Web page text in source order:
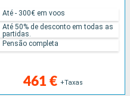
461 € +Taxas
Até - 300€ em voos
Até 50% de desconto em todas as
partidas.
Pensão completa